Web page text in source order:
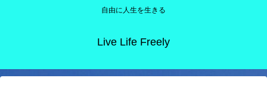
自由に人生を生きる
Live Life Freely